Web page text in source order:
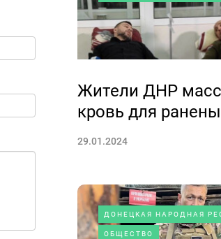
Жители ДНР
кровь для
29.01.2024
ДОНЕЦКАЯ НАРОДНАЯ
ОБЩЕСТВО